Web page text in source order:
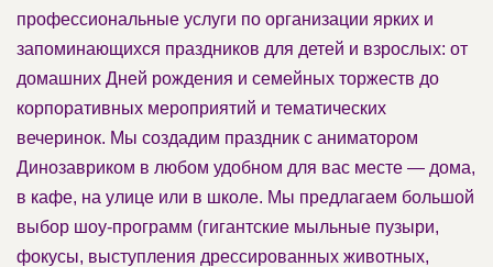
профессиональные услуги по организации ярких и
запоминающихся праздников для детей и взрослых: от
домашних Дней рождения и семейных торжеств до
корпоративных мероприятий и тематических
вечеринок. Мы создадим праздник с аниматором
Динозавриком в любом удобном для вас месте — дома,
в кафе, на улице или в школе. Мы предлагаем большой
выбор шоу-программ (гигантские мыльные пузыри,
фокусы, выступления дрессированных животных,